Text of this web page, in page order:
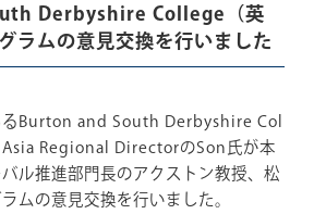
Derbyshire College（英
ラムの意見交換を行いました
Burton and South Derbyshire Col
Asia Regional DirectorのSon氏が本
ル推進部門長のアクストン教授、松
ムの意見交換を行いました。